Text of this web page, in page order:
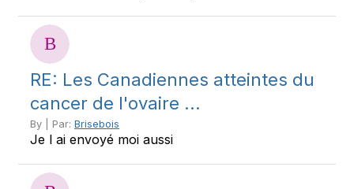
RE: Les Canadiennes atteintes du
cancer de l'ovaire ...
By | Par: Brisebois
Je l ai envoyé moi aussi